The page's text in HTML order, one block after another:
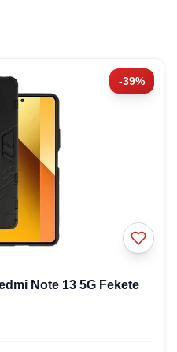
-39%
Note 13 5G Fekete